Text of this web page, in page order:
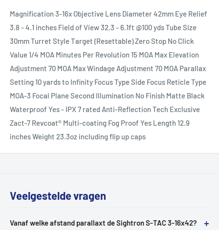
Magnification 3-16x Objective Lens Diameter 42mm Eye Relief
3.8 - 4.1 inches Field of View 32.3 - 6.1ft @100 yds Tube Size
30mm Turret Style Target (Resettable) Zero Stop No Click
Value 1/4 MOA Minutes Per Revolution 15 MOA Max Elevation
Adjustment 70 MOA Max Windage Adjustment 70 MOA Parallax
Setting 10 yards to Infinity Focus Type Side Focus Reticle Type
MOA-3 Focal Plane Second Illumination No Finish Matte Black
Waterproof Yes - IPX 7 rated Anti-Reflection Tech Exclusive
Zact-7 Revcoat® Multi-coating Fog Proof Yes Length 12.9
inches Weight 23.3oz including flip up caps
Veelgestelde vragen
Vanaf welke afstand parallaxt de Sightron S-TAC 3-16x42? +